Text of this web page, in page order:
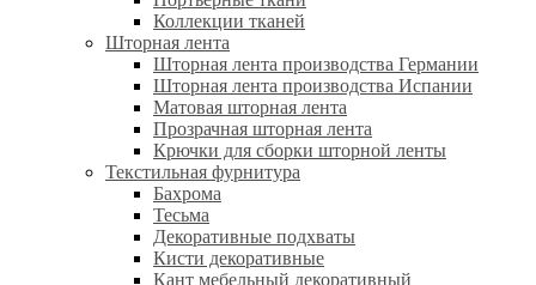
Коллекции тканей
Шторная лента
Шторная лента производства Германии
Шторная лента производства Испании
Матовая шторная лента
Прозрачная шторная лента
Крючки для сборки шторной ленты
Текстильная фурнитура
Бахрома
Тесьма
Декоративные подхваты
Кисти декоративные
Кант мебельный декоративный